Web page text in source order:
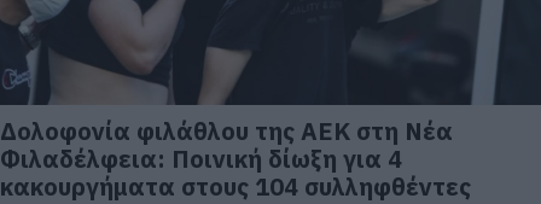
Δολοφονία φιλάθλου της ΑΕΚ στη Νέα
Φιλαδέλφεια: Ποινική δίωξη για 4
κακουργήματα στους 104 συλληφθέντες